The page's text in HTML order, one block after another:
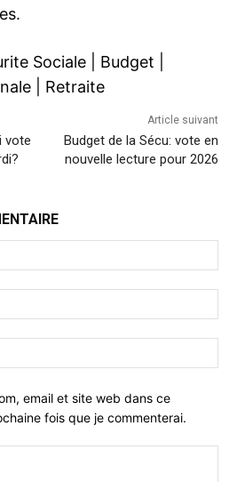
Sociale Budget
Retraite
vote
Article suivant
Budget de la Sécu: vote en
nouvelle lecture pour 2026
:*
:*
:
email et site web dans ce
fois que je commenterai.